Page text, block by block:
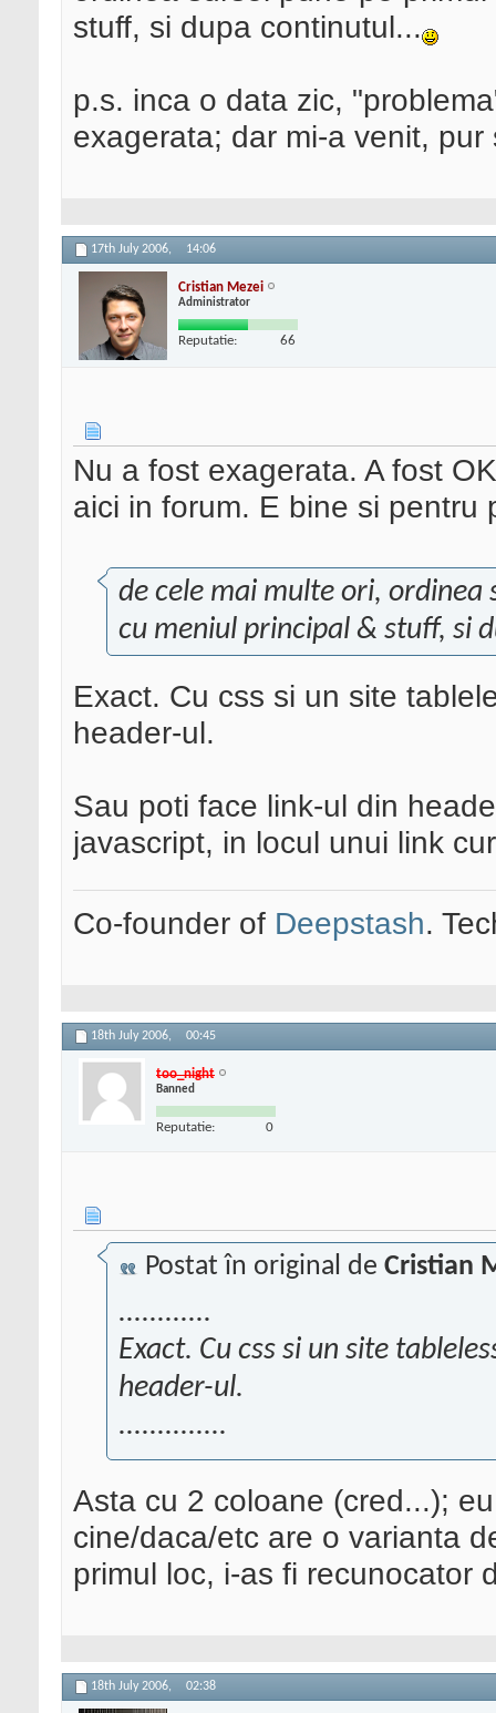
stuff, si dupa continutul...
p.s. inca o data zic,
exagerata; dar mi-a venit, pur
17th July 2006, 14:06
Cristian Mezei
Administrator
Reputatie: 66
Nu a fost exagerata. A fost
aici in forum. E bine si pentru
de cele mai multe ori,
cu meniul principal & stuff, si
Exact. Cu css si un site
header-ul.
Sau poti face link-ul din
javascript, in locul unui link
Co-founder of Deepstash.
18th July 2006, 00:45
too_night
Banned
Reputatie: 0
Postat în original de Cristian
............
Exact. Cu css si un site
header-ul.
..............
Asta cu 2 coloane (cred...);
cine/daca/etc are o varianta
primul loc, i-as fi recunocator
18th July 2006, 02:38